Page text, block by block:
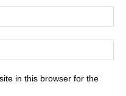
in this browser for the